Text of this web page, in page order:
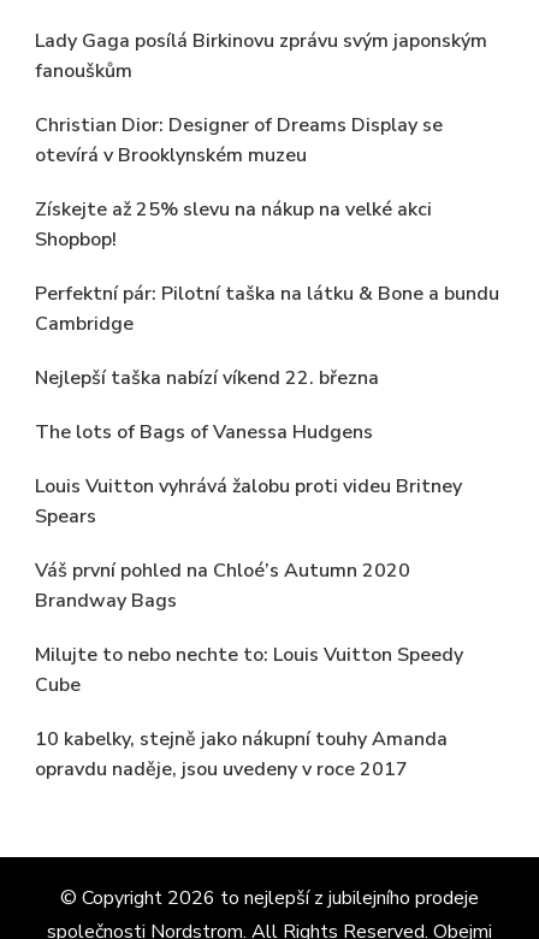
Lady Gaga posílá Birkinovu zprávu svým japonským
fanouškům
Christian Dior: Designer of Dreams Display se
otevírá v Brooklynském muzeu
Získejte až 25% slevu na nákup na velké akci
Shopbop!
Perfektní pár: Pilotní taška na látku & Bone a bundu
Cambridge
Nejlepší taška nabízí víkend 22. března
The lots of Bags of Vanessa Hudgens
Louis Vuitton vyhrává žalobu proti videu Britney
Spears
Váš první pohled na Chloé’s Autumn 2020
Brandway Bags
Milujte to nebo nechte to: Louis Vuitton Speedy
Cube
10 kabelky, stejně jako nákupní touhy Amanda
opravdu naděje, jsou uvedeny v roce 2017
© Copyright 2026 to nejlepší z jubilejního prodeje
společnosti Nordstrom. All Rights Reserved. Obejmi